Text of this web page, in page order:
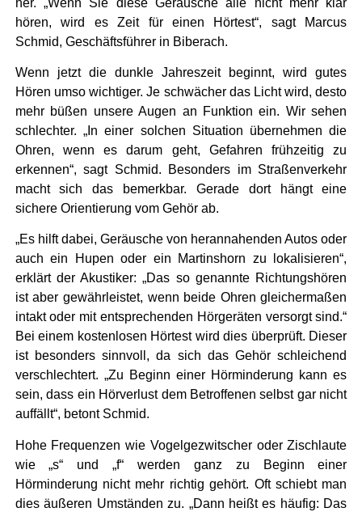
hören, wird es Zeit für einen Hörtest“, sagt Marcus
Schmid, Geschäftsführer in Biberach.
Wenn jetzt die dunkle Jahreszeit beginnt, wird gutes
Hören umso wichtiger. Je schwächer das Licht wird, desto
mehr büßen unsere Augen an Funktion ein. Wir sehen
schlechter. „In einer solchen Situation übernehmen die
Ohren, wenn es darum geht, Gefahren frühzeitig zu
erkennen“, sagt Schmid. Besonders im Straßenverkehr
macht sich das bemerkbar. Gerade dort hängt eine
sichere Orientierung vom Gehör ab.
„Es hilft dabei, Geräusche von herannahenden Autos oder
auch ein Hupen oder ein Martinshorn zu lokalisieren“,
erklärt der Akustiker: „Das so genannte Richtungshören
ist aber gewährleistet, wenn beide Ohren gleichermaßen
intakt oder mit entsprechenden Hörgeräten versorgt sind.“
Bei einem kostenlosen Hörtest wird dies überprüft. Dieser
ist besonders sinnvoll, da sich das Gehör schleichend
verschlechtert. „Zu Beginn einer Hörminderung kann es
sein, dass ein Hörverlust dem Betroffenen selbst gar nicht
auffällt“, betont Schmid.
Hohe Frequenzen wie Vogelgezwitscher oder Zischlaute
wie „s“ und „f“ werden ganz zu Beginn einer
Hörminderung nicht mehr richtig gehört. Oft schiebt man
dies äußeren Umständen zu. „Dann heißt es häufig: Das